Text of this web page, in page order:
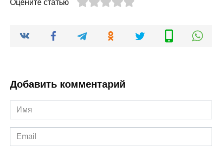
Оцените статью
Добавить комментарий
Имя
*
Email
*